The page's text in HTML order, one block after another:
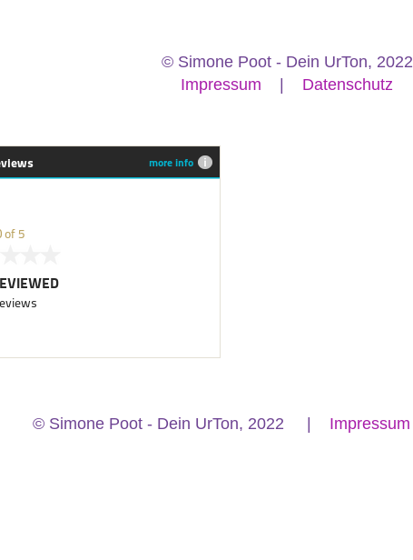
© Simone Poot - Dein UrTon, 2022
Impressum | Datenschutz
© Simone Poot - Dein UrTon, 2022 | Impressum